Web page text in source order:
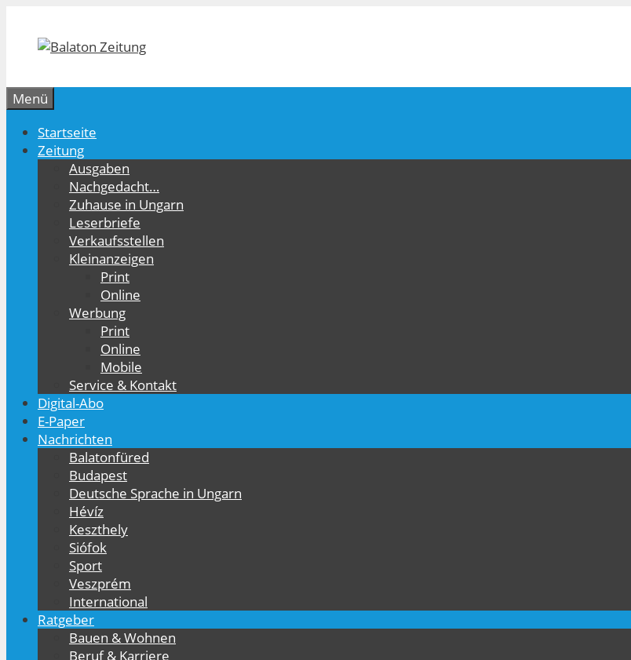
springen
Menü
Startseite
Zeitung
Ausgaben
Nachgedacht…
Zuhause in Ungarn
Leserbriefe
Verkaufsstellen
Kleinanzeigen
Print
Online
Werbung
Print
Online
Mobile
Service & Kontakt
Digital-Abo
E-Paper
Nachrichten
Balatonfüred
Budapest
Deutsche Sprache in Ungarn
Hévíz
Keszthely
Siófok
Sport
Veszprém
International
Ratgeber
Bauen & Wohnen
Beruf & Karriere